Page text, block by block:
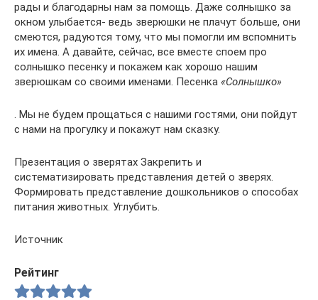
рады и благодарны нам за помощь. Даже солнышко за
окном улыбается- ведь зверюшки не плачут больше, они
смеются, радуются тому, что мы помогли им вспомнить
их имена. А давайте, сейчас, все вместе споем про
солнышко песенку и покажем как хорошо нашим
зверюшкам со своими именами. Песенка «Солнышко»
. Мы не будем прощаться с нашими гостями, они пойдут
с нами на прогулку и покажут нам сказку.
Презентация о зверятах Закрепить и
систематизировать представления детей о зверях.
Формировать представление дошкольников о способах
питания животных. Углубить.
Источник
Рейтинг